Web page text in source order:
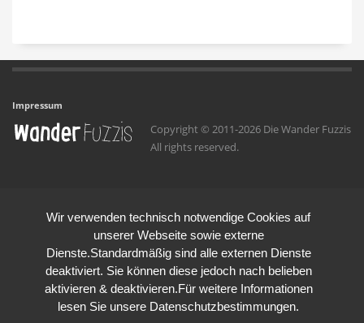
Impressum
Copyright © 2011-2026 Die Wander Fuzzis
All rights reserved.
Wir verwenden technisch notwendige Cookies auf
unserer Webseite sowie externe
Dienste.Standardmäßig sind alle externen Dienste
deaktiviert. Sie können diese jedoch nach belieben
aktivieren & deaktivieren.Für weitere Informationen
lesen Sie unsere Datenschutzbestimmungen.